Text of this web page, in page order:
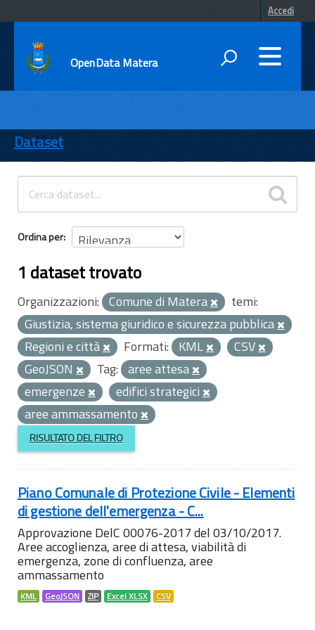
Accedi
OpenData Matera
ENTI
TEMI
INFORMAZIONI
Dataset
Ordina per
1 dataset trovato
Organizzazioni: Comune di Matera
temi:
Giustizia, sistema giuridico e sicurezza pubblica
Regioni e città
Formati: KML
CSV
GeoJSON
Tag: aree attesa
emergenze
edifici strategici
aree ammassamento
RISULTATO DEL FILTRO
Piano Comunale di Protezione Civile - Elementi
di gestione dell'emergenza - C...
Approvazione DelC 00076-2017 del 03/10/2017.
Aree accoglienza, aree di attesa, viabilità di
emergenza, zone di confluenza, aree
ammassamento
KML GeoJSON ZIP Excel XLSX CSV